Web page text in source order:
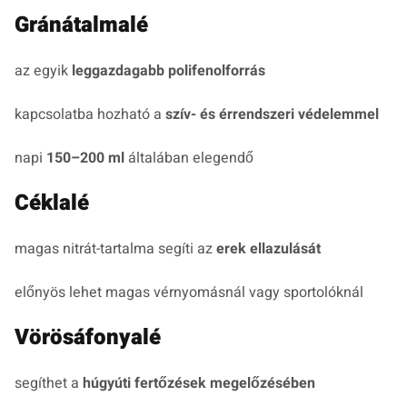
Gránátalmalé
az egyik leggazdagabb polifenolforrás
kapcsolatba hozható a szív- és érrendszeri védelemmel
napi 150–200 ml általában elegendő
Céklalé
magas nitrát-tartalma segíti azerek ellazulását
előnyös lehet magas vérnyomásnál vagy sportolóknál
Vörösáfonyalé
segíthet a húgyúti fertőzések megelőzésében